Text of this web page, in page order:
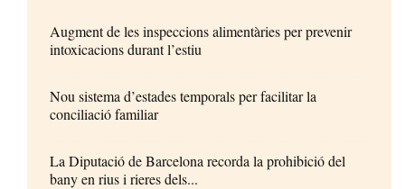
Augment de les inspeccions alimentàries per prevenir
intoxicacions durant l’estiu
Nou sistema d’estades temporals per facilitar la
conciliació familiar
La Diputació de Barcelona recorda la prohibició del
bany en rius i rieres dels...